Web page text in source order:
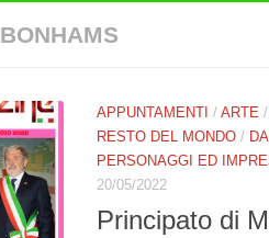
BONHAMS
APPUNTAMENTI / ARTE /
RESTO DEL MONDO /
PERSONAGGI ED
20/05/2022
Principato di